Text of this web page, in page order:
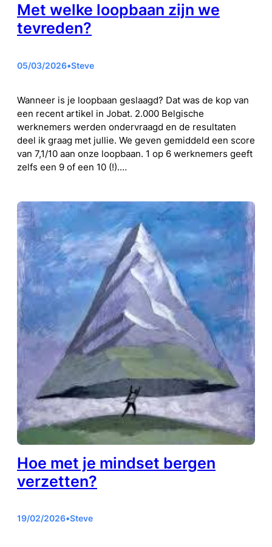
Met welke loopbaan zijn we
tevreden?
05/03/2026•Steve
Wanneer is je loopbaan geslaagd? Dat was de kop van
een recent artikel in Jobat. 2.000 Belgische
werknemers werden ondervraagd en de resultaten
deel ik graag met jullie. We geven gemiddeld een score
van 7,1/10 aan onze loopbaan. 1 op 6 werknemers geeft
zelfs een 9 of een 10 (!).…
Hoe met je mindset bergen
verzetten?
19/02/2026•Steve